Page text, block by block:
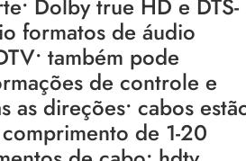
Dolby true HD e DTS-
formatos de áudio
também pode
de controle e
as direções• cabos
de 1-20